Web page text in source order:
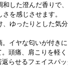
した澄んだ香りで、
を感じさせます。
ゆったりとした気
イヤな匂いが付きに
頭痛、肩こりを軽く
らせるフェイスパッ